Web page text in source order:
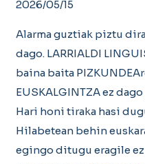
2026/05/15
Alarma guztiak piztu
dago. LARRIALDI
baina baita
EUSKALGINTZA ez
Hari honi tiraka hasi
Hilabetean behin
egingo ditugu eragile